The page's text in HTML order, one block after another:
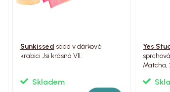
Sunkissed sada v dárkové
krabici Jsi krásná VII.
Skladem
Yes
Matcha,